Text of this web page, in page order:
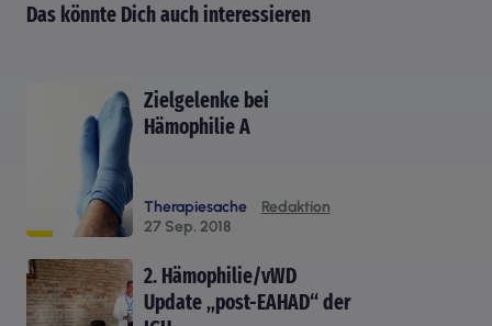
Das könnte Dich auch interessieren
Zielgelenke bei
Hämophilie A
Therapiesache
Redaktion
27 Sep. 2018
2. Hämophilie/vWD
Update „post-EAHAD“ der